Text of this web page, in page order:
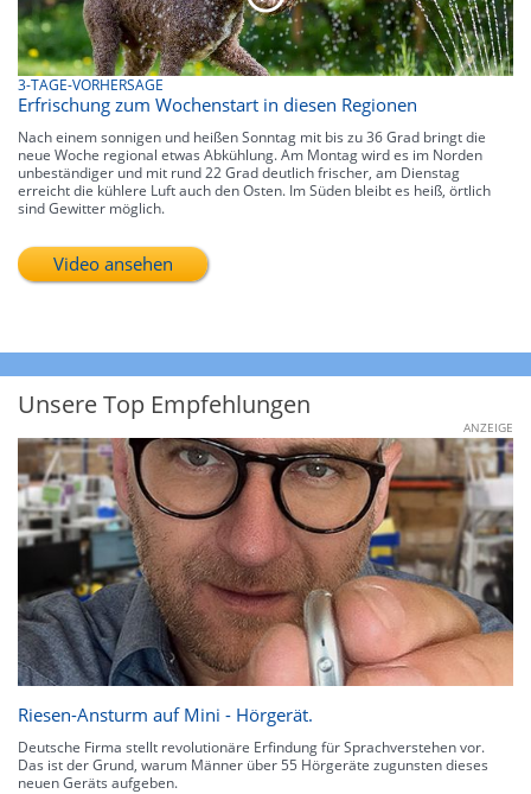
3-TAGE-VORHERSAGE
Erfrischung zum Wochenstart in diesen Regionen
Nach einem sonnigen und heißen Sonntag mit bis zu 36 Grad bringt die
neue Woche regional etwas Abkühlung. Am Montag wird es im Norden
unbeständiger und mit rund 22 Grad deutlich frischer, am Dienstag
erreicht die kühlere Luft auch den Osten. Im Süden bleibt es heiß, örtlich
sind Gewitter möglich.
Video ansehen
Unsere Top Empfehlungen
ANZEIGE
Riesen-Ansturm auf Mini - Hörgerät.
Deutsche Firma stellt revolutionäre Erfindung für Sprachverstehen vor.
Das ist der Grund, warum Männer über 55 Hörgeräte zugunsten dieses
neuen Geräts aufgeben.